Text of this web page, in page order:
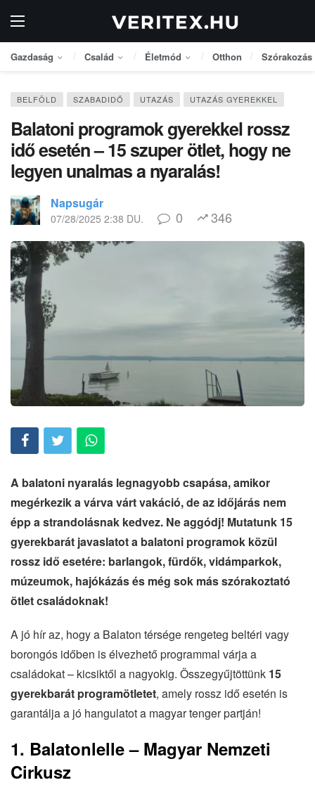
Gazdaság Család Életmód Otthon Szórakozás
BELFÖLD SZABADIDŐ UTAZÁS UTAZÁS GYEREKKEL
Balatoni programok gyerekkel rossz
idő esetén – 15 szuper ötlet, hogy ne
legyen unalmas a nyaralás!
Napsugár
07/28/2025 2:38 DU. 0 346
A balatoni nyaralás legnagyobb csapása, amikor
megérkezik a várva várt vakáció, de az időjárás nem
épp a strandolásnak kedvez. Ne aggódj! Mutatunk 15
gyerekbarát javaslatot a balatoni programok közül
rossz idő esetére: barlangok, fürdők, vidámparkok,
múzeumok, hajókázás és még sok más szórakoztató
ötlet családoknak!
A jó hír az, hogy a Balaton térsége rengeteg beltéri vagy
borongós időben is élvezhető programmal várja a
családokat – kicsiktől a nagyokig. Összegyűjtöttünk 15
gyerekbarát programötletet, amely rossz idő esetén is
garantálja a jó hangulatot a magyar tenger partján!
1. Balatonlelle – Magyar Nemzeti
Cirkusz